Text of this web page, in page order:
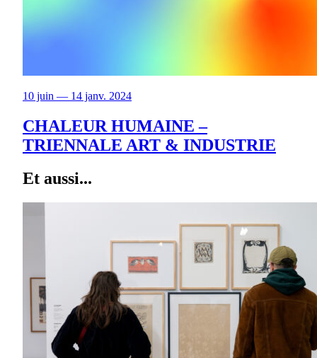
10 juin — 14 janv. 2024
CHALEUR HUMAINE –
TRIENNALE ART & INDUSTRIE
Et aussi...